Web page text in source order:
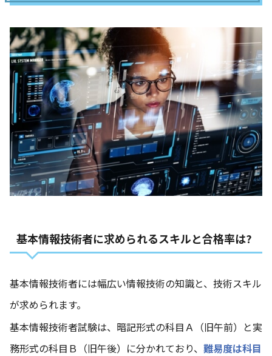
基本情報技術者に求められるスキルと合格率は?
基本情報技術者には幅広い情報技術の知識と、技術スキル
が求められます。
基本情報技術者試験は、暗記形式の科目Ａ（旧午前）と実
務形式の科目Ｂ（旧午後）に分かれており、 難易度は科目